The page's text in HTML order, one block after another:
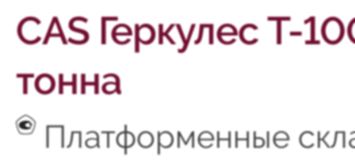
CAS Геркулес Т-
тонна
Платформенные